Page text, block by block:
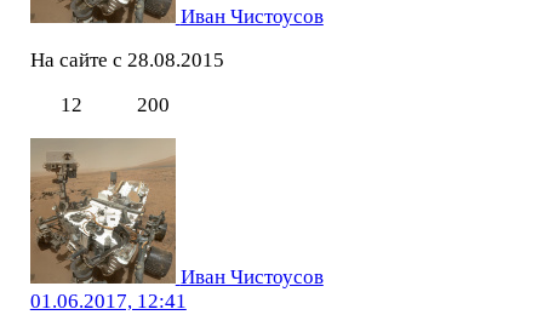
Иван Чистоусов
На сайте с 28.08.2015
12
200
Иван Чистоусов
01.06.2017, 12:41